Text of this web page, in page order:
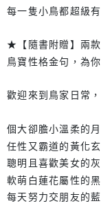
每一隻小鳥都超級有
★【隨書附贈】兩
鳥寶性格金句，為
歡迎來到鳥家日常，
個大卻膽小溫柔的
任性又霸道的黃化
聰明且喜歡美女的
軟萌白蓮花屬性的
每天努力交朋友的